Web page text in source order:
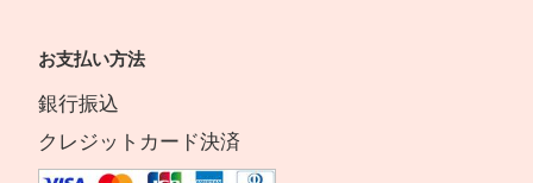
お支払い方法
銀行振込
クレジットカード決済